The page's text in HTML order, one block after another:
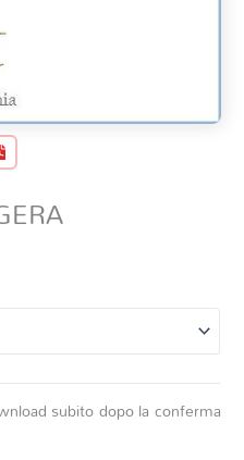
subito dopo la conferma